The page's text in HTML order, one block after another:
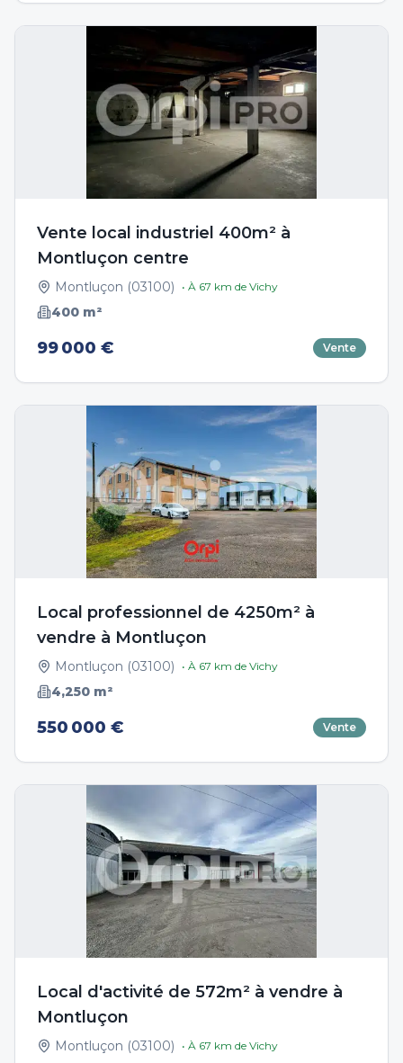
Vente local industriel 400m² à
Montluçon centre
Montluçon (03100) • À 67 km de Vichy
400 m²
99 000 € Vente
Local professionnel de 4250m² à
vendre à Montluçon
Montluçon (03100) • À 67 km de Vichy
4,250 m²
550 000 € Vente
Local d'activité de 572m² à vendre à
Montluçon
Montluçon (03100) • À 67 km de Vichy